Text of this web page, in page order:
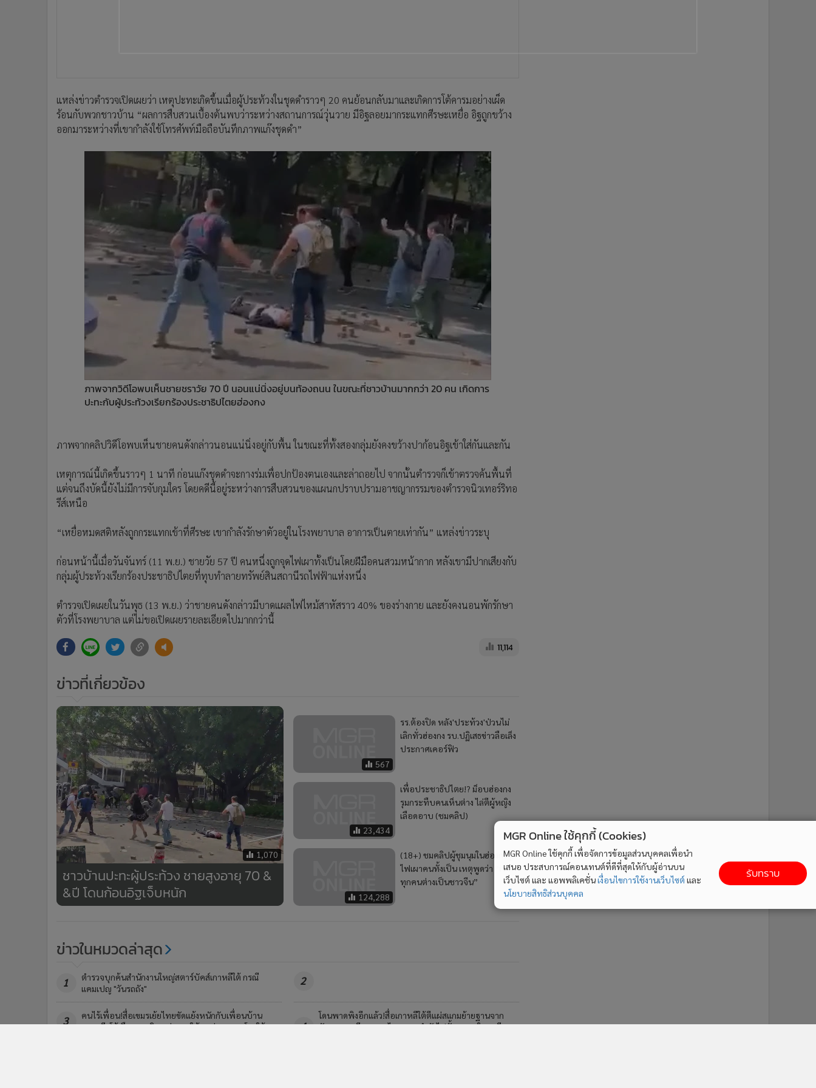
Gotomanager
แหล่งข่าวตำรวจเปิดเผยว่า เหตุปะทะเกิดขึ้นเมื่อผู้ประท้วงในชุดดำราวๆ 20 คนย้อนกลับมาและเกิดการโต้คารมอย่างเผ็ด
ร้อนกับพวกชาวบ้าน “ผลการสืบสวนเบื้องต้นพบว่าระหว่างสถานการณ์วุ่นวาย มีอิฐลอยมากระแทกศีรษะเหยื่อ อิฐถูกขว้าง
ออกมาระหว่างที่เขากำลังใช้โทรศัพท์มือถือบันทึกภาพแก๊งชุดดำ”
ภาพจากวิดีโอพบเห็นชายชราวัย 70 ปี นอนแน่นิ่งอยู่บนท้องถนน ในขณะที่ชาวบ้านมากกว่า 20 คน เกิดการ
ปะทะกับผู้ประท้วงเรียกร้องประชาธิปไตยฮ่องกง
ภาพจากคลิปวิดีโอพบเห็นชายคนดังกล่าวนอนแน่นิ่งอยู่กับพื้น ในขณะที่ทั้งสองกลุ่มยังคงขว้างปาก้อนอิฐเข้าใส่กันและกัน
เหตุการณ์นี้เกิดขึ้นราวๆ 1 นาที ก่อนแก๊งชุดดำจะกางร่มเพื่อปกป้องตนเองและล่าถอยไป จากนั้นตำรวจก็เข้าตรวจค้นพื้นที่
แต่จนถึงบัดนี้ยังไม่มีการจับกุมใคร โดยคดีนี้อยู่ระหว่างการสืบสวนของแผนกปราบปรามอาชญากรรมของตำรวจนิวเทอร์ริทอ
รีส์เหนือ
“เหยื่อหมดสติหลังถูกกระแทกเข้าที่ศีรษะ เขากำลังรักษาตัวอยู่ในโรงพยาบาล อาการเป็นตายเท่ากัน” แหล่งข่าวระบุ
ก่อนหน้านี้เมื่อวันจันทร์ (11 พ.ย.) ชายวัย 57 ปี คนหนึ่งถูกจุดไฟเผาทั้งเป็นโดยฝีมือคนสวมหน้ากาก หลังเขามีปากเสียงกับ
กลุ่มผู้ประท้วงเรียกร้องประชาธิปไตยที่ทุบทำลายทรัพย์สินสถานีรถไฟฟ้าแห่งหนึ่ง
ตำรวจเปิดเผยในวันพุธ (13 พ.ย.) ว่าชายคนดังกล่าวมีบาดแผลไฟไหม้สาหัสราว 40% ของร่างกาย และยังคงนอนพักรักษา
ตัวที่โรงพยาบาล แต่ไม่ขอเปิดเผยรายละเอียดไปมากกว่านี้
11,114
ข่าวที่เกี่ยวข้อง
1,070
ชาวบ้านปะทะผู้ประท้วง ชายสูงอายุ 70 &​
&​ปี โดนก้อนอิฐเจ็บหนัก
567
รร.ต้องปิด หลัง'ประท้วง'ป่วนไม่
เลิกทั่วฮ่องกง รบ.ปฏิเสธข่าวลือเล็ง
ประกาศเคอร์ฟิว
23,434
เพื่อประชาธิปไตย!? ม็อบฮ่องกง
รุมกระทืบคนเห็นต่าง ไล่ตีผู้หญิง
เลือดอาบ (ชมคลิป)
124,288
(18+) ชมคลิปผู้ชุมนุมในฮ่องกงจุด
ไฟเผาคนทั้งเป็น เหตุพูดว่า “เรา
ทุกคนต่างเป็นชาวจีน”
ข่าวในหมวดล่าสุด
1
ตำรวจบุกค้นสำนักงานใหญ่สตาร์บัคส์เกาหลีใต้ กรณี
แคมเปญ "วันรถถัง"
2
3
คนไร้เพื่อน!สื่อเขมรเย้ยไทยขัดแย้งหนักกับเพื่อนบ้าน
มาเลเซียโต้เดือด'อนุทิน'กล่าวหาให้แหล่งกบดานโจรใต้
4
โดนพาดพิงอีกแล้ว!สื่อเกาหลีใต้ตีแผ่สแกมย้ายฐานจาก
กัมพูชามาเวียดนาม-ไทย และกำลังไปตั้งรกรากในเอเชีย
MGR Online ใช้คุกกี้ (Cookies)
MGR Online ใช้คุกกี้ เพื่อจัดการข้อมูลส่วนบุคคลเพื่อนำ
เสนอ ประสบการณ์คอนเทนต์ที่ดีที่สุดให้กับผู้อ่านบน
เว็บไซต์ และ แอพพลิเคชั่นเงื่อนไขการใช้งานเว็บไซต์ และ
นโยบายสิทธิส่วนบุคคล
รับทราบ